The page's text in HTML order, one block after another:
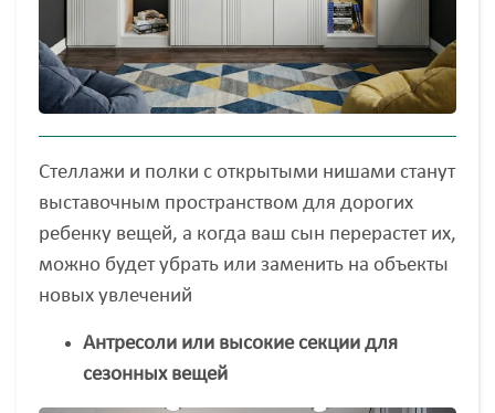
Стеллажи и полки с открытыми нишами станут
выставочным пространством для дорогих
ребенку вещей, а когда ваш сын перерастет их,
можно будет убрать или заменить на объекты
новых увлечений
Антресоли или высокие секции для
сезонных вещей